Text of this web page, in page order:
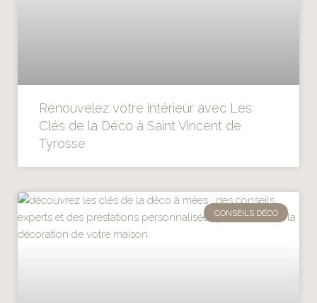
Renouvelez votre intérieur avec Les
Clés de la Déco à Saint Vincent de
Tyrosse
CONSEILS DÉCO